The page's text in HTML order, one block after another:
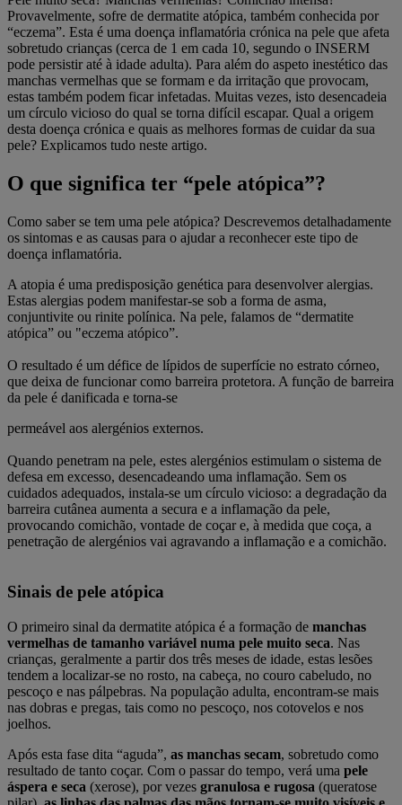
Provavelmente, sofre de dermatite atópica, também conhecida por
“eczema”. Esta é uma doença inflamatória crónica na pele que afeta
sobretudo crianças (cerca de 1 em cada 10, segundo o INSERM
pode persistir até à idade adulta). Para além do aspeto inestético das
manchas vermelhas que se formam e da irritação que provocam,
estas também podem ficar infetadas. Muitas vezes, isto desencadeia
um círculo vicioso do qual se torna difícil escapar. Qual a origem
desta doença crónica e quais as melhores formas de cuidar da sua
pele? Explicamos tudo neste artigo.
O que significa ter “pele atópica”?
Como saber se tem uma pele atópica? Descrevemos detalhadamente
os sintomas e as causas para o ajudar a reconhecer este tipo de
doença inflamatória.
A atopia é uma predisposição genética para desenvolver alergias.
Estas alergias podem manifestar-se sob a forma de asma,
conjuntivite ou rinite polínica. Na pele, falamos de “dermatite
atópica” ou "eczema atópico”.
O resultado é um défice de lípidos de superfície no estrato córneo,
que deixa de funcionar como barreira protetora. A função de barreira
da pele é danificada e torna-se
permeável aos alergénios externos.
Quando penetram na pele, estes alergénios estimulam o sistema de
defesa em excesso, desencadeando uma inflamação. Sem os
cuidados adequados, instala-se um círculo vicioso: a degradação da
barreira cutânea aumenta a secura e a inflamação da pele,
provocando comichão, vontade de coçar e, à medida que coça, a
penetração de alergénios vai agravando a inflamação e a comichão.
Sinais de pele atópica
O primeiro sinal da dermatite atópica é a formação de manchas
vermelhas de tamanho variável numa pele muito seca. Nas
crianças, geralmente a partir dos três meses de idade, estas lesões
tendem a localizar-se no rosto, na cabeça, no couro cabeludo, no
pescoço e nas pálpebras. Na população adulta, encontram-se mais
nas dobras e pregas, tais como no pescoço, nos cotovelos e nos
joelhos.
Após esta fase dita “aguda”, as manchas secam, sobretudo como
resultado de tanto coçar. Com o passar do tempo, verá uma pele
áspera e seca (xerose), por vezes granulosa e rugosa (queratose